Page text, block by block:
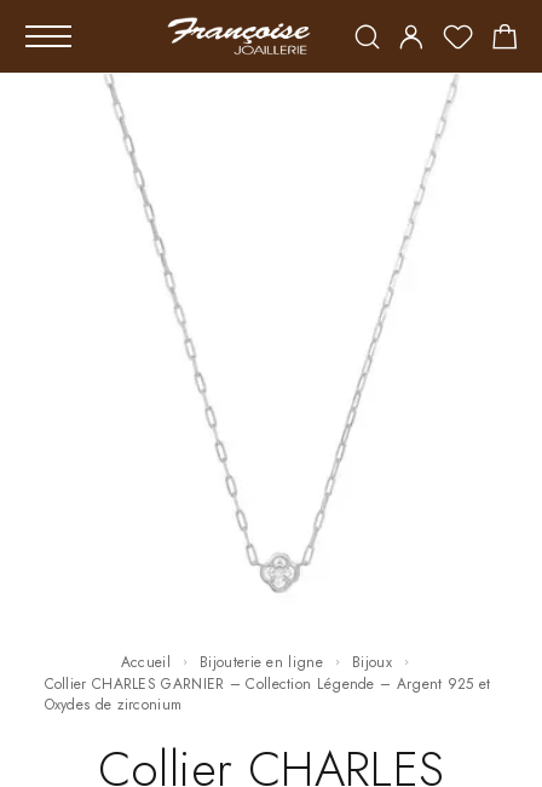
Accueil Bijouterie en ligne
Bijoux
Collier CHARLES GARNIER – Collection Légende – Argent 925 et
Oxydes de zirconium
Collier CHARLES